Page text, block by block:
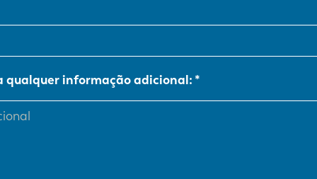
qualquer informação adicional:
IT